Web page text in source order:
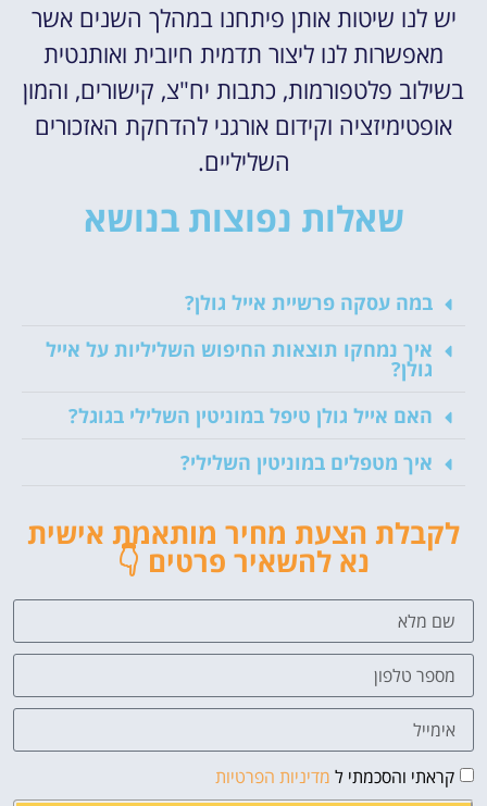
יש לנו שיטות אותן פיתחנו במהלך השנים אשר
מאפשרות לנו ליצור תדמית חיובית ואותנטית
בשילוב פלטפורמות, כתבות יח"צ, קישורים, והמון
אופטימיזציה וקידום אורגני להדחקת האזכורים
השליליים.
שאלות נפוצות בנושא
במה עסקה פרשיית אייל גולן?
איך נמחקו תוצאות החיפוש השליליות על אייל
גולן?
האם אייל גולן טיפל במוניטין השלילי בגוגל?
איך מטפלים במוניטין השלילי?
לקבלת הצעת מחיר מותאמת אישית
נא להשאיר פרטים 👇
קראתי והסכמתי ל מדיניות הפרטיות